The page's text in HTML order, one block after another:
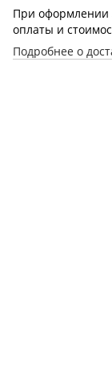
При оформлении
оплаты и
Подробнее о